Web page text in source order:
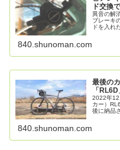
ド交換
異音の解
ブレーキ
ドを入れ
キがまっ
840.shunoman.com
最後の
「
2022年12
カー）
後に納品
840.shunoman.com